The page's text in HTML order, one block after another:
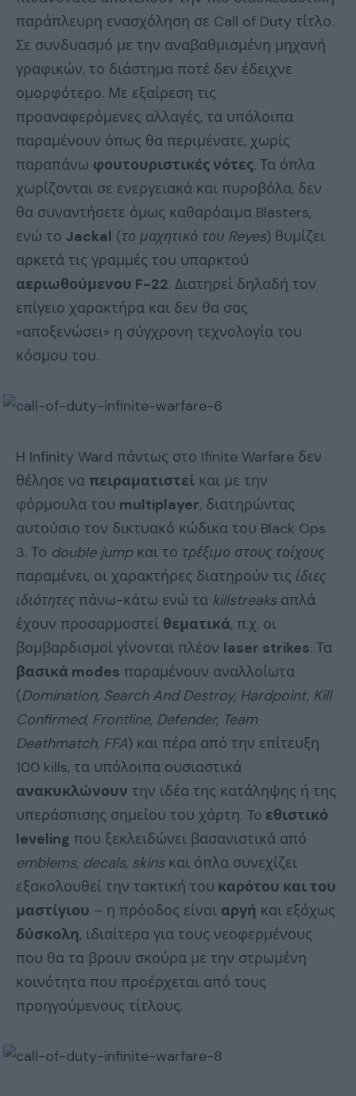
παράπλευρη ενασχόληση σε Call of Duty τίτλο.
Σε συνδυασμό με την αναβαθμισμένη μηχανή
γραφικών, το διάστημα ποτέ δεν έδειχνε
ομορφότερο. Με εξαίρεση τις
προαναφερόμενες αλλαγές, τα υπόλοιπα
παραμένουν όπως θα περιμένατε, χωρίς
παραπάνω φουτουριστικές νότες. Τα όπλα
χωρίζονται σε ενεργειακά και πυροβόλα, δεν
θα συναντήσετε όμως καθαρόαιμα Blasters,
ενώ το Jackal (το μαχητικό του Reyes) θυμίζει
αρκετά τις γραμμές του υπαρκτού
αεριωθούμενου F-22. Διατηρεί δηλαδή τον
επίγειο χαρακτήρα και δεν θα σας
«αποξενώσει» η σύγχρονη τεχνολογία του
κόσμου του.
H Infinity Ward πάντως στο Ifinite Warfare δεν
θέλησε να πειραματιστεί και με την
φόρμουλα του multiplayer, διατηρώντας
αυτούσιο τον δικτυακό κώδικα του Black Ops
3. Το double jumpκαι το τρέξιμο στους τοίχους
παραμένει, οι χαρακτήρες διατηρούν τις ίδιες
ιδιότητες πάνω-κάτω ενώ τα killstreaks απλά
έχουν προσαρμοστεί θεματικά, π.χ. οι
βομβαρδισμοί γίνονται πλέον laser strikes. Τα
βασικά modes παραμένουν αναλλοίωτα
(Domination, Search And Destroy, Hardpoint, Kill
Confirmed, Frontline, Defender, Team
Deathmatch, FFA) και πέρα από την επίτευξη
100 kills, τα υπόλοιπα ουσιαστικά
ανακυκλώνουν την ιδέα της κατάληψης ή της
υπεράσπισης σημείου του χάρτη. To εθιστικό
leveling που ξεκλειδώνει βασανιστικά από
emblems, decals, skins και όπλα συνεχίζει
εξακολουθεί την τακτική του καρότου και του
μαστίγιου – η πρόοδος είναι αργή και εξόχως
δύσκολη, ιδιαίτερα για τους νεοφερμένους
που θα τα βρουν σκούρα με την στρωμένη
κοινότητα που προέρχεται από τους
προηγούμενους τίτλους.